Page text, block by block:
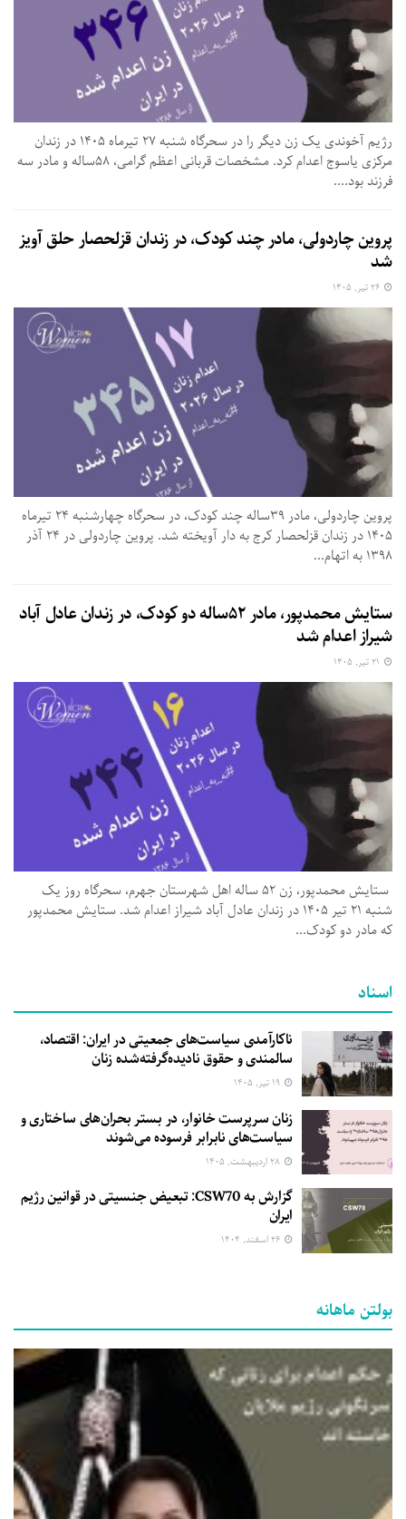
رژیم آخوندی یک زن دیگر را در سحرگاه شنبه ۲۷ تیرماه ۱۴۰۵ در زندان
مرکزی یاسوج اعدام کرد. مشخصات قربانی اعظم گرامی، ۵۸ساله و مادر سه
فرزند بود....
پروین چاردولی، مادر چند کودک، در زندان قزلحصار حلق آویز
شد
پروین چاردولی، مادر ۳۹ساله چند کودک، در سحرگاه چهارشنبه ۲۴ تیرماه
۱۴۰۵ در زندان قزلحصار کرج به دار آویخته شد. پروین چاردولی در ۲۴ آذر
۱۳۹۸ به اتهام...
ستایش محمدپور، مادر ۵۲ساله دو کودک، در زندان عادل ‌آباد
شیراز اعدام شد
ستایش محمدپور، زن ۵۲ ساله اهل شهرستان جهرم، سحرگاه روز یک‌
شنبه ۲۱ تیر ۱۴۰۵ در زندان عادل ‌آباد شیراز اعدام شد. ستایش محمدپور
که مادر دو کودک...
اسناد
ناکارآمدی سیاست‌های جمعیتی در ایران: اقتصاد،
سالمندی و حقوق نادیده‌گرفته‌شده زنان
زنان سرپرست خانوار، در بستر بحران‌های ساختاری و
سیاست‌های نابرابر فرسوده می‌شوند
گزارش به CSW70: تبعیض جنسیتی در قوانین رژیم
ایران
بولتن ماهانه